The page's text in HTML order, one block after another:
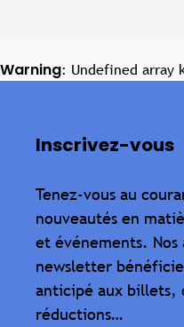
Warning: Undefined array
Inscrivez-vous
Tenez-vous au
nouveautés en
et événements. Nos
newsletter
anticipé aux billets,
réductions…